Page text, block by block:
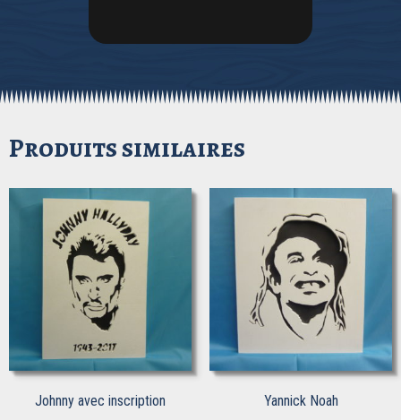
Produits similaires
Johnny avec inscription Yannick Noah